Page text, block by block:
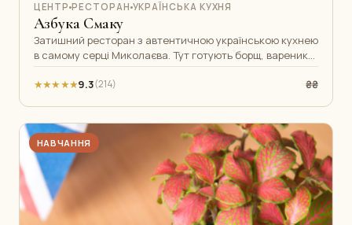
ЦЕНТР РЕСТОРАН УКРАЇНСЬКА КУХНЯ
Азбука Смаку
Затишний ресторан з автентичною українською кухнею
в самому серці Миколаєва. Тут готують борщ, вареники
та ковбаски за бабусиними
★★★★★9.3(214) ₴₴
НАВЧАННЯ